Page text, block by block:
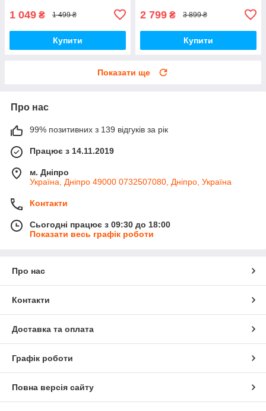
1 049 ₴ 1 499 ₴
Купити
2 799 ₴ 3 899 ₴
Купити
Показати ще
Про нас
99% позитивних з 139 відгуків за рік
Працює з 14.11.2019
м. Дніпро
Україна, Дніпро 49000 0732507080, Дніпро, Україна
Контакти
Сьогодні працює з 09:30 до 18:00
Показати весь графік роботи
Про нас
Контакти
Доставка та оплата
Графік роботи
Повна версія сайту